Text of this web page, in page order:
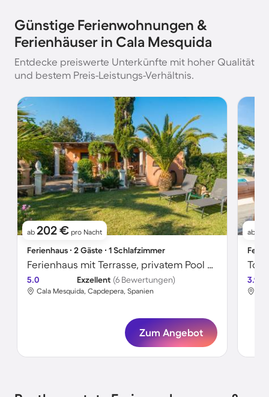
Günstige Ferienwohnungen &
Ferienhäuser in Cala Mesquida
Entdecke preiswerte Unterkünfte mit hoher Qualität
und bestem Preis-Leistungs-Verhältnis.
ab 202 € pro Nacht
Ferienhaus ∙ 2 Gäste ∙ 1 Schlafzimmer
Ferienhaus mit Terrasse, privatem Pool und Grill | Meerblick
5.0 Exzellent (6 Bewertungen)
Cala Mesquida, Capdepera, Spanien
Zum Angebot
ab
3.9